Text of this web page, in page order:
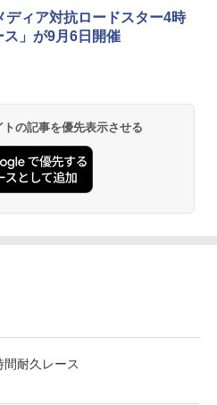
ディア対抗ロードスター4時
ス」が9月6日開催
の記事を優先表示させる
間耐久レース